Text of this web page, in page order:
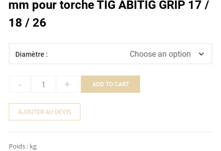
mm pour torche TIG ABITIG GRIP 17 /
18 / 26
Diamètre :
- + ADD TO CART
AJOUTER AU DEVIS
Poids : kg